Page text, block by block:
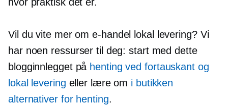
Vil du vite mer ome-handel lokal levering? Vi
har noen ressurser til deg: start med dette
blogginnlegget på henting ved fortauskant og
lokal levering eller lære om i butikken
alternativer for henting.